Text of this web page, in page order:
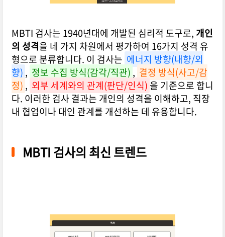
MBTI 검사는 1940년대에 개발된 심리적 도구로, 개인
의 성격을 네 가지 차원에서 평가하여 16가지 성격 유
형으로 분류합니다. 이 검사는 에너지 방향(내향/외
향) , 정보 수집 방식(감각/직관) , 결정 방식(사고/감
정) , 외부 세계와의 관계(판단/인식) 을 기준으로 합니
다. 이러한 검사 결과는 개인의 성격을 이해하고, 직장
내 협업이나 대인 관계를 개선하는 데 유용합니다.
MBTI 검사의 최신 트렌드